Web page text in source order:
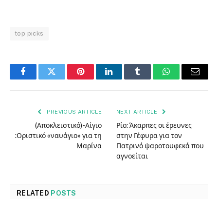
top picks
FacebookTwitter PinterestLinkedInTumblr WhatsAppEmail
PREVIOUS ARTICLE
(Αποκλειστικό)-Αίγιο
:Οριστικό «ναυάγιο» για τη
Μαρίνα
NEXT ARTICLE
Ρίο: Άκαρπες οι έρευνες
στην Γέφυρα για τον
Πατρινό ψαροτουφεκά που
αγνοείται
RELATED POSTS